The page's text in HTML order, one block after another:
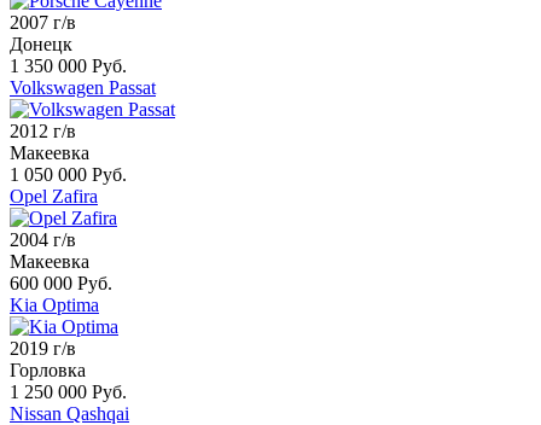
2007 г/в
Донецк
1 350 000 Руб.
Volkswagen Passat
2012 г/в
Макеевка
1 050 000 Руб.
Opel Zafira
2004 г/в
Макеевка
600 000 Руб.
Kia Optima
2019 г/в
Горловка
1 250 000 Руб.
Nissan Qashqai